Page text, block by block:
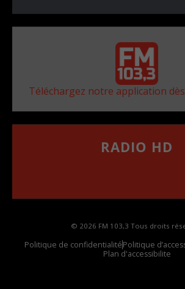
Téléchargez notre application
RADIO HD
© 2026 FM 103,3 Tous droits
Politique de confidentialitéPolitique
Plan d'accessibilite